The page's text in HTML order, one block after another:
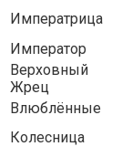
Императрица
Император
Верховный
Жрец
Влюблённые
Колесница